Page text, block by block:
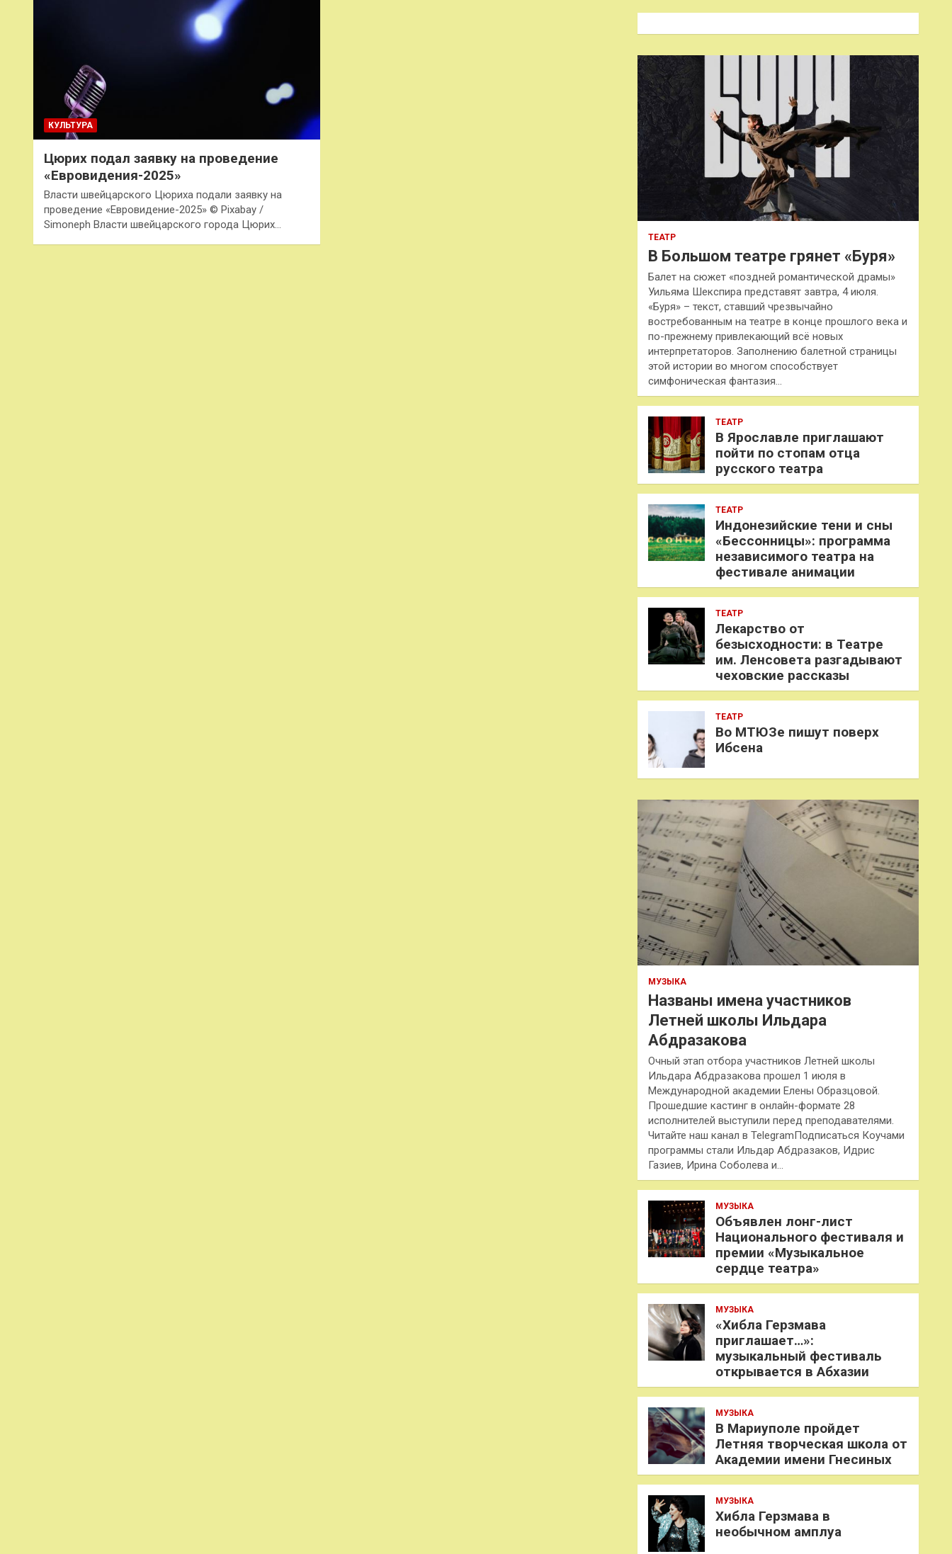
КУЛЬТУРА
Цюрих подал заявку на проведение
«Евровидения-2025»
Власти швейцарского Цюриха подали заявку на
проведение «Евровидение-2025» © Pixabay /
Simoneph Власти швейцарского города Цюрих…
к
ТЕАТР
В Большом театре грянет «Буря»
Балет на сюжет «поздней романтической драмы»
Уильяма Шекспира представят завтра, 4 июля.
«Буря» – текст, ставший чрезвычайно
востребованным на театре в конце прошлого века и
по-прежнему привлекающий всё новых
интерпретаторов. Заполнению балетной страницы
этой истории во многом способствует
симфоническая фантазия…
ТЕАТР
В Ярославле приглашают
пойти по стопам отца
русского театра
ТЕАТР
Индонезийские тени и сны
«Бессонницы»: программа
независимого театра на
фестивале анимации
ТЕАТР
Лекарство от
безысходности: в Театре
им. Ленсовета разгадывают
чеховские рассказы
ТЕАТР
Во МТЮЗе пишут поверх
Ибсена
МУЗЫКА
Названы имена участников
Летней школы Ильдара
Абдразакова
Очный этап отбора участников Летней школы
Ильдара Абдразакова прошел 1 июля в
Международной академии Елены Образцовой.
Прошедшие кастинг в онлайн-формате 28
исполнителей выступили перед преподавателями.
Читайте наш канал в TelegramПодписаться Коучами
программы стали Ильдар Абдразаков, Идрис
Газиев, Ирина Соболева и…
МУЗЫКА
Объявлен лонг-лист
Национального фестиваля и
премии «Музыкальное
сердце театра»
МУЗЫКА
«Хибла Герзмава
приглашает…»:
музыкальный фестиваль
открывается в Абхазии
МУЗЫКА
В Мариуполе пройдет
Летняя творческая школа от
Академии имени Гнесиных
МУЗЫКА
Хибла Герзмава в
необычном амплуа